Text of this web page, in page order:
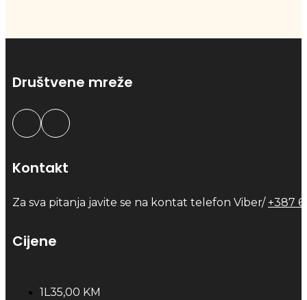
Društvene mreže
Kontakt
Za sva pitanja javite se na kontat telefon Viber/ +387
Cijene
1L35,00 KM